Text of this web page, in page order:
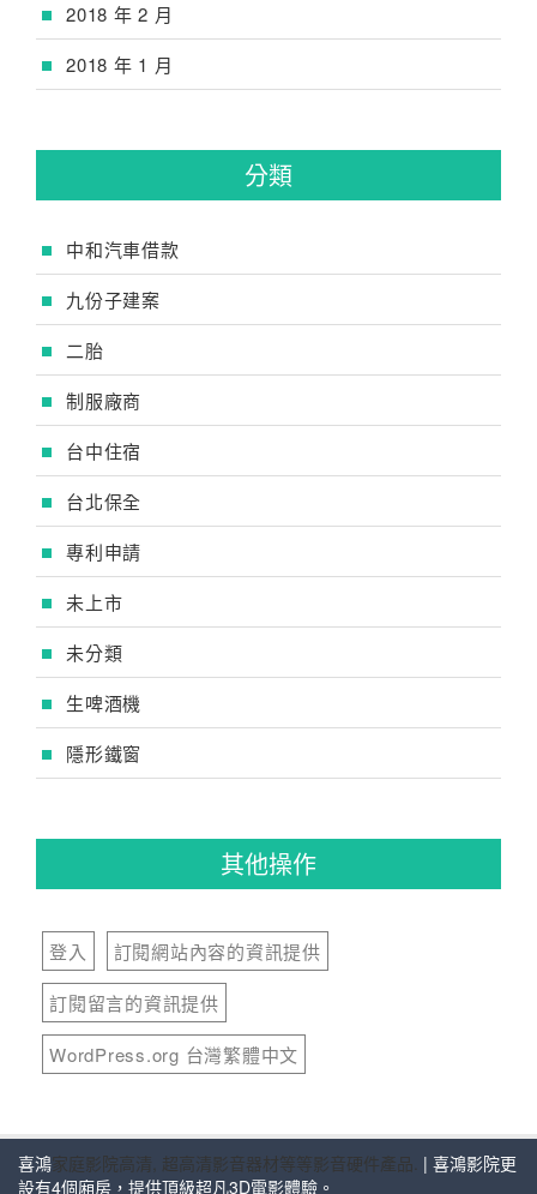
2018 年 2 月
2018 年 1 月
分類
中和汽車借款
九份子建案
二胎
制服廠商
台中住宿
台北保全
專利申請
未上市
未分類
生啤酒機
隱形鐵窗
其他操作
登入 訂閱網站內容的資訊提供
訂閱留言的資訊提供
WordPress.org 台灣繁體中文
喜鴻家庭影院高清, 超高清影音器材等等影音硬件產品. | 喜鴻影院更
設有4個廂房，提供頂級超凡3D電影體驗。